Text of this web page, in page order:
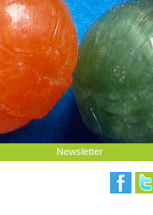
Newsletter